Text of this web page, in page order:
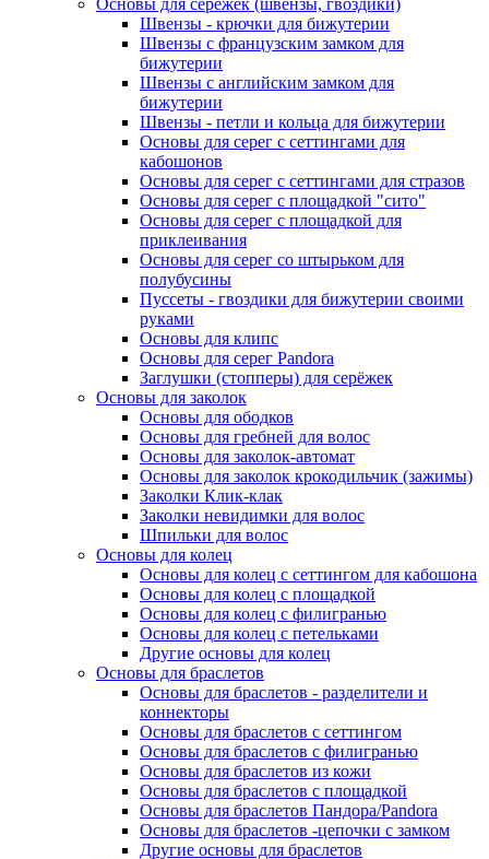
Основы для сережек (швензы, гвоздики)
Швензы - крючки для бижутерии
Швензы с французским замком для
бижутерии
Швензы с английским замком для
бижутерии
Швензы - петли и кольца для бижутерии
Основы для серег с сеттингами для
кабошонов
Основы для серег с сеттингами для стразов
Основы для серег с площадкой "сито"
Основы для серег с площадкой для
приклеивания
Основы для серег со штырьком для
полубусины
Пуссеты - гвоздики для бижутерии своими
руками
Основы для клипс
Основы для серег Pandora
Заглушки (стопперы) для серёжек
Основы для заколок
Основы для ободков
Основы для гребней для волос
Основы для заколок-автомат
Основы для заколок крокодильчик (зажимы)
Заколки Клик-клак
Заколки невидимки для волос
Шпильки для волос
Основы для колец
Основы для колец с сеттингом для кабошона
Основы для колец с площадкой
Основы для колец с филигранью
Основы для колец с петельками
Другие основы для колец
Основы для браслетов
Основы для браслетов - разделители и
коннекторы
Основы для браслетов с сеттингом
Основы для браслетов с филигранью
Основы для браслетов из кожи
Основы для браслетов с площадкой
Основы для браслетов Пандора/Pandora
Основы для браслетов -цепочки с замком
Другие основы для браслетов